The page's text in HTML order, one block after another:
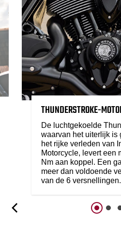
THUNDERSTROKE-
De luchtgekoelde
waarvan het uiterlijk is
het rijke verleden van
Motorcycle, levert een
Nm aan koppel. Een
meer dan voldoende
van de 6 versnellingen.